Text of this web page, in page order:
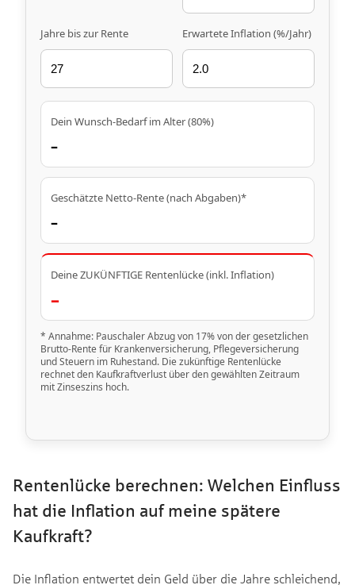
Jahre bis zur Rente Erwartete Inflation (%/Jahr)
Dein Wunsch-Bedarf im Alter (80%)
–
Geschätzte Netto-Rente (nach Abgaben)*
–
Deine ZUKÜNFTIGE Rentenlücke (inkl. Inflation)
–
* Annahme: Pauschaler Abzug von 17% von der gesetzlichen
Brutto-Rente für Krankenversicherung, Pflegeversicherung
und Steuern im Ruhestand. Die zukünftige Rentenlücke
rechnet den Kaufkraftverlust über den gewählten Zeitraum
mit Zinseszins hoch.
Rentenlücke berechnen: Welchen Einfluss
hat die Inflation auf meine spätere
Kaufkraft?
Die Inflation entwertet dein Geld über die Jahre schleichend,